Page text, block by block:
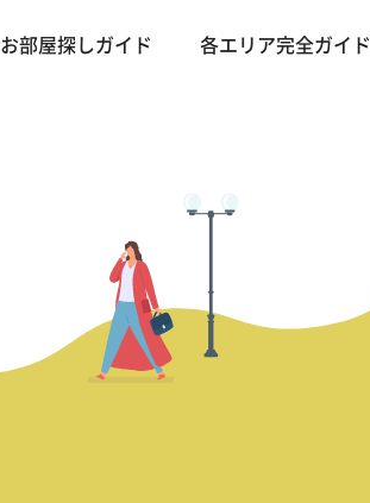
お部屋探しガイド 各エリア完全ガイド